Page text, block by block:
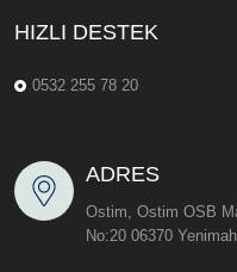
HIZLI DESTEK
0532 255 78 20
ADRES
Ostim, Ostim OSB
No:20 06370